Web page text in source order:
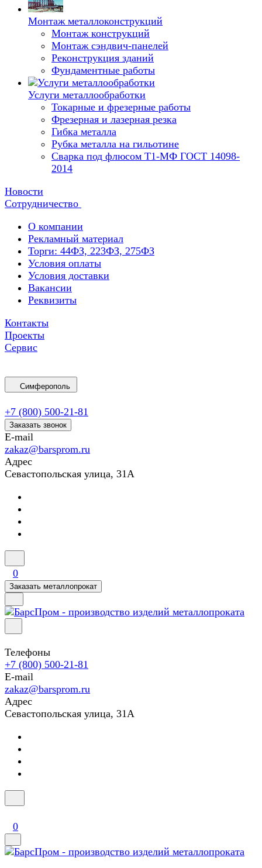
Монтаж металлоконструкций
Монтаж конструкций
Монтаж сэндвич-панелей
Реконструкция зданий
Фундаментные работы
Услуги металлообработки
Токарные и фрезерные работы
Фрезерная и лазерная резка
Гибка металла
Рубка металла на гильотине
Сварка под флюсом Т1-МФ ГОСТ 14098-
2014
Новости
Сотрудничество
О компании
Рекламный материал
Торги: 44ФЗ, 223ФЗ, 275ФЗ
Условия оплаты
Условия доставки
Вакансии
Реквизиты
Контакты
Проекты
Сервис
Симферополь
+7 (800) 500-21-81
Заказать звонок
E-mail
zakaz@barsprom.ru
Адрес
Севастопольская улица, 31А
0
Заказать металлопрокат
Телефоны
+7 (800) 500-21-81
E-mail
zakaz@barsprom.ru
Адрес
Севастопольская улица, 31А
0